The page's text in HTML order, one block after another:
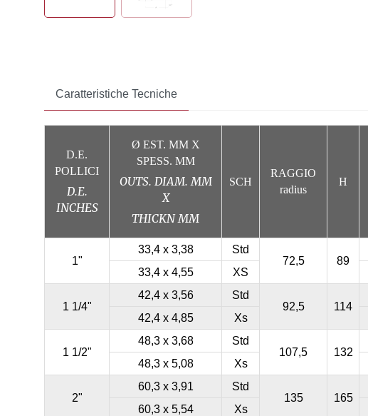
Caratteristiche Tecniche
D.E.
POLLICI
D.E.
INCHES
Ø EST. MM X
SPESS. MM
OUTS. DIAM. MM
X
THICKN MM
SCH
RAGGIO
radius
H
1"
33,4 x 3,38
Std
72,5
89
33,4 x 4,55
XS
1 1/4"
42,4 x 3,56
Std
92,5
114
42,4 x 4,85
Xs
1 1/2"
48,3 x 3,68
Std
107,5
132
48,3 x 5,08
Xs
2"
60,3 x 3,91
Std
135
165
60,3 x 5,54
Xs